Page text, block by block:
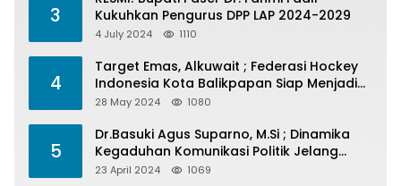
3
Kukuhkan Pengurus DPP LAP 2024-2029
4 July 2024 1110
4
Target Emas, Alkuwait ; Federasi Hockey
Indonesia Kota Balikpapan Siap Menjadi
Barometer Prestasi Di Kaltim
28 May 2024 1080
5
Dr.Basuki Agus Suparno, M.Si ; Dinamika
Kegaduhan Komunikasi Politik Jelang
Pesta Politik 2024
23 April 2024 1069